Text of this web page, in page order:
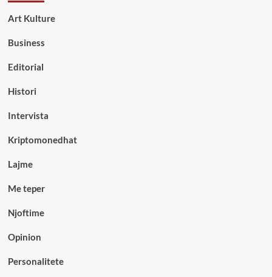
Art Kulture
Business
Editorial
Histori
Intervista
Kriptomonedhat
Lajme
Me teper
Njoftime
Opinion
Personalitete